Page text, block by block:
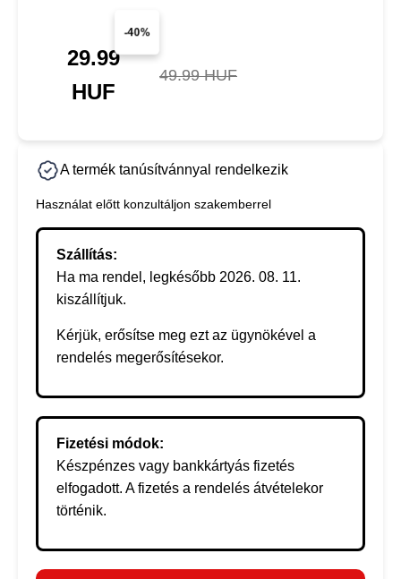
-40%
29.99
HUF
49.99 HUF
A termék tanúsítvánnyal rendelkezik
Használat előtt konzultáljon szakemberrel
Szállítás:
Ha ma rendel, legkésőbb 2026. 08. 11.
kiszállítjuk.
Kérjük, erősítse meg ezt az ügynökével a
rendelés megerősítésekor.
Fizetési módok:
Készpénzes vagy bankkártyás fizetés
elfogadott. A fizetés a rendelés átvételekor
történik.